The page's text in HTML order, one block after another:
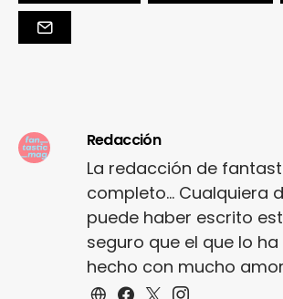
Redacción
La redacción de
completo... Cualquiera
puede haber escrito
seguro que el que lo
hecho con mucho